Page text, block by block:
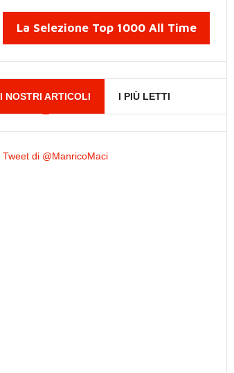
La Selezione Top 1000 All Time
I NOSTRI ARTICOLI I PIÙ LETTI
Tweet di @ManricoMaci